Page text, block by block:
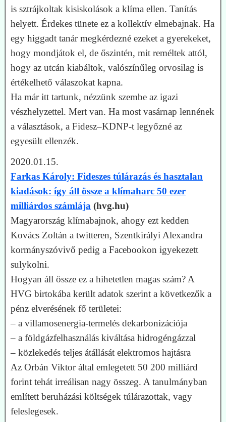
is sztrájkoltak kisiskolások a klíma ellen. Tanítás
helyett. Érdekes tünete ez a kollektív elmebajnak. Ha
egy higgadt tanár megkérdezné ezeket a gyerekeket,
hogy mondjátok el, de őszintén, mit reméltek attól,
hogy az utcán kiabáltok, valószínűleg orvosilag is
értékelhető válaszokat kapna.
Ha már itt tartunk, nézzünk szembe az igazi
vészhelyzettel. Mert van. Ha most vasárnap lennének
a választások, a Fidesz–KDNP-t legyőzné az
egyesült ellenzék.
2020.01.15.
Farkas Károly: Fideszes túlárazás és hasztalan
kiadások: így áll össze a klímaharc 50 ezer
milliárdos számlája (hvg.hu)
Magyarország klímabajnok, ahogy ezt kedden
Kovács Zoltán a twitteren, Szentkirályi Alexandra
kormányszóvivő pedig a Facebookon igyekezett
sulykolni.
Hogyan áll össze ez a hihetetlen magas szám? A
HVG birtokába került adatok szerint a következők a
pénz elverésének fő területei:
– a villamosenergia-termelés dekarbonizációja
– a földgázfelhasználás kiváltása hidrogéngázzal
– közlekedés teljes átállását elektromos hajtásra
Az Orbán Viktor által emlegetett 50 200 milliárd
forint tehát irreálisan nagy összeg. A tanulmányban
említett beruházási költségek túlárazottak, vagy
feleslegesek.